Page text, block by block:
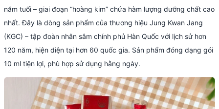
năm tuổi – giai đoạn “hoàng kim” chứa hàm lượng dưỡng chất cao
nhất. Đây là dòng sản phẩm của thương hiệu Jung Kwan Jang
(KGC) – tập đoàn nhân sâm chính phủ Hàn Quốc với lịch sử hơn
120 năm, hiện diện tại hơn 60 quốc gia. Sản phẩm đóng dạng gói
10 ml tiện lợi, phù hợp sử dụng hằng ngày.